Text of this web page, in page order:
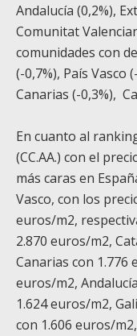
Andalucía (0,2%),
Comunitat
comunidades con
(-0,7%), País Vasco
Canarias (-0,3%),
En cuanto al
(CC.AA.) con el
más caras en
Vasco, con los
euros/m2,
2.870 euros/m2,
Canarias con 1.776
euros/m2,
1.624 euros/m2,
con 1.606 euros/m2